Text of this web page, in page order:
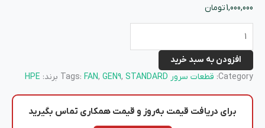
1,000,000تومان
افزودن به سبد خرید
Category: قطعات سرور Tags: FAN, GEN9, STANDARD برند: HPE
برای دریافت قیمت به‌روز و قیمت همکاری تماس بگیرید